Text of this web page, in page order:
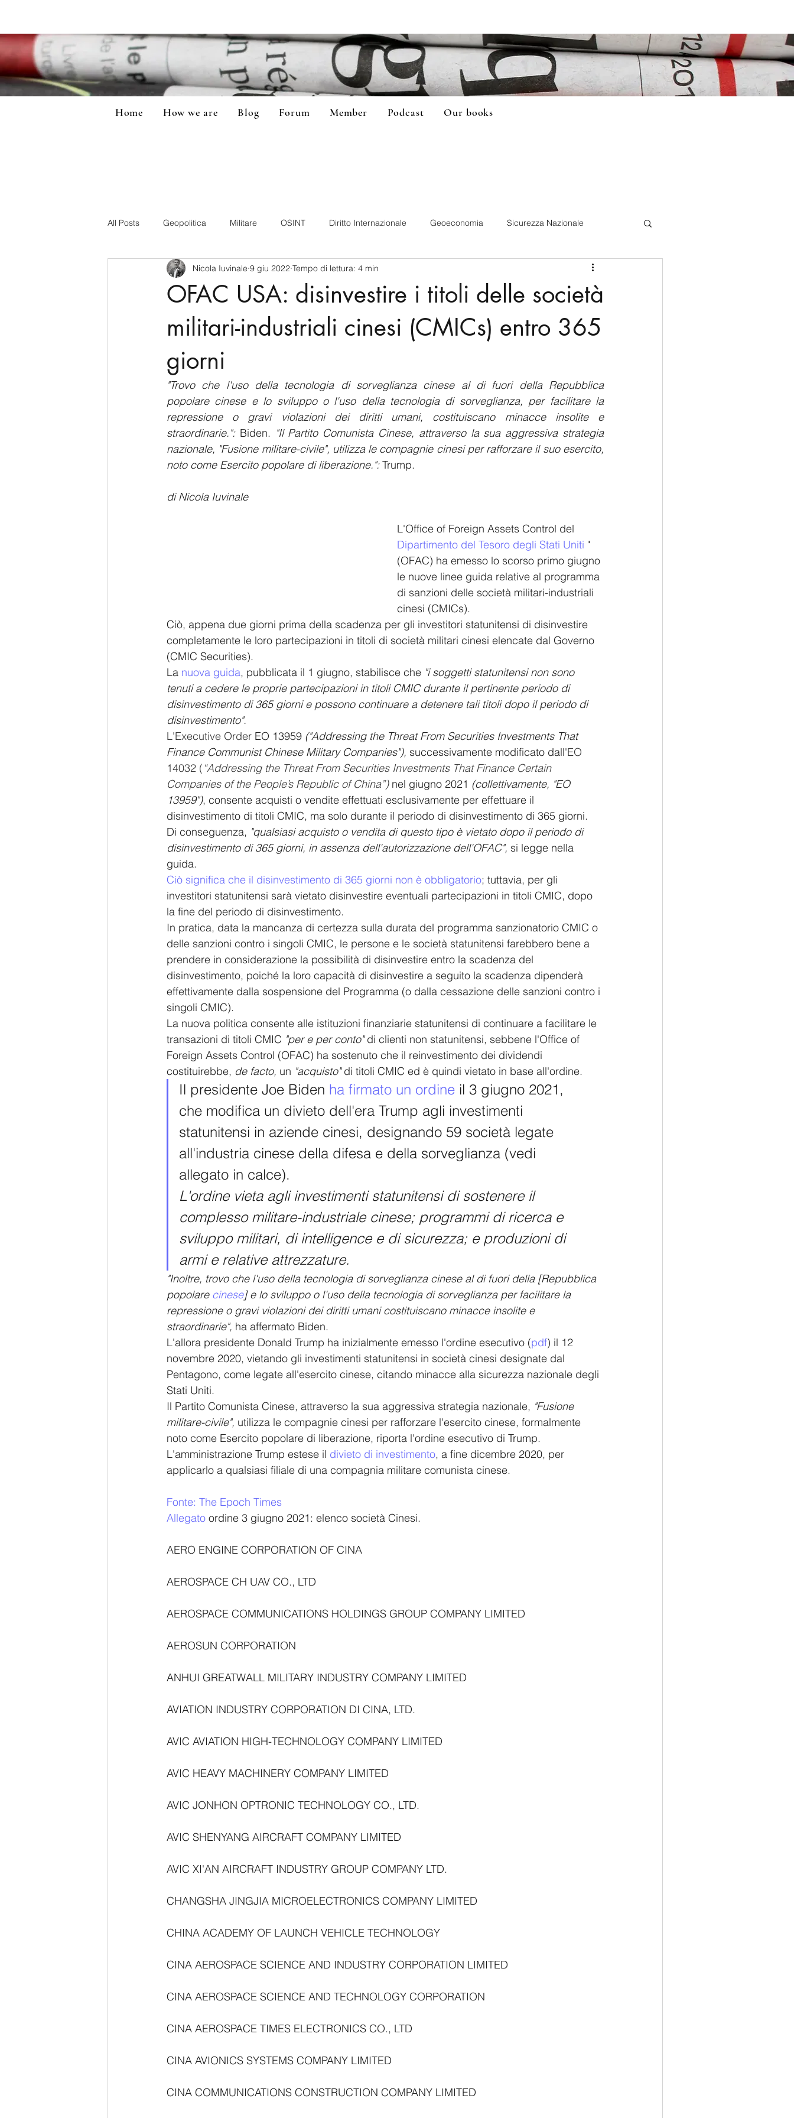
Home How we are Blog Forum Member Podcast Our books
All Posts Geopolitica Militare OSINT Diritto Internazionale Geoeconomia Sicurezza Nazionale
CyberSecurity Information Tecnology America-Latina e Caraibi (LAC)
USA Nuova Zelanda Russia Giappone India Corea del Nord Corea del Sud
Australia
OFAC USA: disinvestire i titoli delle società
militari-industriali cinesi (CMICs) entro 365
giorni
Nicola Iuvinale 9 giu 2022 Tempo di lettura: 4 min
"Trovo che l'uso della tecnologia di sorveglianza cinese al di fuori della Repubblica
popolare cinese e lo sviluppo o l'uso della tecnologia di sorveglianza, per facilitare la
repressione o gravi violazioni dei diritti umani, costituiscano minacce insolite e
straordinarie.": Biden. "Il Partito Comunista Cinese, attraverso la sua aggressiva strategia
nazionale, "Fusione militare-civile", utilizza le compagnie cinesi per rafforzare il suo esercito,
noto come Esercito popolare di liberazione.": Trump.
di Nicola Iuvinale
L'Office of Foreign Assets Control del
Dipartimento del Tesoro degli Stati Uniti "
(OFAC) ha emesso lo scorso primo giugno
le nuove linee guida relative al programma
di sanzioni delle società militari-industriali
cinesi (CMICs).
Ciò, appena due giorni prima della scadenza per gli investitori statunitensi di disinvestire
completamente le loro partecipazioni in titoli di società militari cinesi elencate dal Governo
(CMIC Securities).
La nuova guida, pubblicata il 1 giugno, stabilisce che "i soggetti statunitensi non sono
tenuti a cedere le proprie partecipazioni in titoli CMIC durante il pertinente periodo di
disinvestimento di 365 giorni e possono continuare a detenere tali titoli dopo il periodo di
disinvestimento".
L'Executive Order EO 13959 ("Addressing the Threat From Securities Investments That
Finance Communist Chinese Military Companies"), successivamente modificato dall'EO
14032 ( “Addressing the Threat From Securities Investments That Finance Certain
Companies of the People’s Republic of China”) nel giugno 2021 (collettivamente, "EO
13959"), consente acquisti o vendite effettuati esclusivamente per effettuare il
disinvestimento di titoli CMIC, ma solo durante il periodo di disinvestimento di 365 giorni.
Di conseguenza, "qualsiasi acquisto o vendita di questo tipo è vietato dopo il periodo di
disinvestimento di 365 giorni, in assenza dell'autorizzazione dell'OFAC", si legge nella
guida.
Ciò significa che il disinvestimento di 365 giorni non è obbligatorio; tuttavia, per gli
investitori statunitensi sarà vietato disinvestire eventuali partecipazioni in titoli CMIC, dopo
la fine del periodo di disinvestimento.
In pratica, data la mancanza di certezza sulla durata del programma sanzionatorio CMIC o
delle sanzioni contro i singoli CMIC, le persone e le società statunitensi farebbero bene a
prendere in considerazione la possibilità di disinvestire entro la scadenza del
disinvestimento, poiché la loro capacità di disinvestire a seguito la scadenza dipenderà
effettivamente dalla sospensione del Programma (o dalla cessazione delle sanzioni contro i
singoli CMIC).
La nuova politica consente alle istituzioni finanziarie statunitensi di continuare a facilitare le
transazioni di titoli CMIC "per e per conto" di clienti non statunitensi, sebbene l'Office of
Foreign Assets Control (OFAC) ha sostenuto che il reinvestimento dei dividendi
costituirebbe, de facto, un "acquisto" di titoli CMIC ed è quindi vietato in base all'ordine.
Il presidente Joe Biden ha firmato un ordine il 3 giugno 2021,
che modifica un divieto dell'era Trump agli investimenti
statunitensi in aziende cinesi, designando 59 società legate
all'industria cinese della difesa e della sorveglianza (vedi
allegato in calce).
L'ordine vieta agli investimenti statunitensi di sostenere il
complesso militare-industriale cinese; programmi di ricerca e
sviluppo militari, di intelligence e di sicurezza; e produzioni di
armi e relative attrezzature.
"Inoltre, trovo che l'uso della tecnologia di sorveglianza cinese al di fuori della [Repubblica
popolare cinese] e lo sviluppo o l'uso della tecnologia di sorveglianza per facilitare la
repressione o gravi violazioni dei diritti umani costituiscano minacce insolite e
straordinarie", ha affermato Biden.
L'allora presidente Donald Trump ha inizialmente emesso l'ordine esecutivo (pdf) il 12
novembre 2020, vietando gli investimenti statunitensi in società cinesi designate dal
Pentagono, come legate all'esercito cinese, citando minacce alla sicurezza nazionale degli
Stati Uniti.
Il Partito Comunista Cinese, attraverso la sua aggressiva strategia nazionale, "Fusione
militare-civile", utilizza le compagnie cinesi per rafforzare l'esercito cinese, formalmente
noto come Esercito popolare di liberazione, riporta l'ordine esecutivo di Trump.
L'amministrazione Trump estese il divieto di investimento, a fine dicembre 2020, per
applicarlo a qualsiasi filiale di una compagnia militare comunista cinese.
Fonte: The Epoch Times
Allegato ordine 3 giugno 2021: elenco società Cinesi.
AERO ENGINE CORPORATION OF CINA
AEROSPACE CH UAV CO., LTD
AEROSPACE COMMUNICATIONS HOLDINGS GROUP COMPANY LIMITED
AEROSUN CORPORATION
ANHUI GREATWALL MILITARY INDUSTRY COMPANY LIMITED
AVIATION INDUSTRY CORPORATION DI CINA, LTD.
AVIC AVIATION HIGH-TECHNOLOGY COMPANY LIMITED
AVIC HEAVY MACHINERY COMPANY LIMITED
AVIC JONHON OPTRONIC TECHNOLOGY CO., LTD.
AVIC SHENYANG AIRCRAFT COMPANY LIMITED
AVIC XI'AN AIRCRAFT INDUSTRY GROUP COMPANY LTD.
CHANGSHA JINGJIA MICROELECTRONICS COMPANY LIMITED
CHINA ACADEMY OF LAUNCH VEHICLE TECHNOLOGY
CINA AEROSPACE SCIENCE AND INDUSTRY CORPORATION LIMITED
CINA AEROSPACE SCIENCE AND TECHNOLOGY CORPORATION
CINA AEROSPACE TIMES ELECTRONICS CO., LTD
CINA AVIONICS SYSTEMS COMPANY LIMITED
CINA COMMUNICATIONS CONSTRUCTION COMPANY LIMITED